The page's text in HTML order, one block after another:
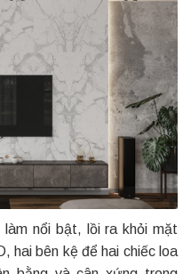
nổi bật, lồi ra khỏi mặt
hai bên kệ để hai chiếc loa